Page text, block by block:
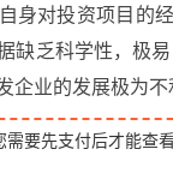
身对投资项目的
缺乏科学性，极
企业的发展极为不
需要先支付后才能查